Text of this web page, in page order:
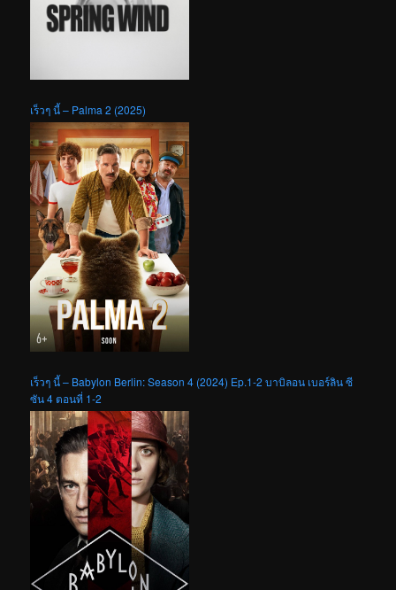
เร็วๆ นี้ – Palma 2 (2025)
เร็วๆ นี้ – Babylon Berlin: Season 4 (2024) Ep.1-2 บาบิลอน เบอร์ลิน ซี
ซัน 4 ตอนที่ 1-2